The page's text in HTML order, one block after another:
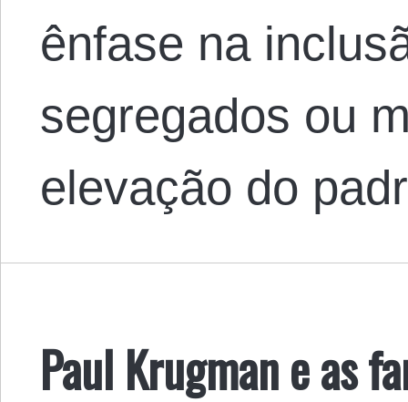
ênfase na
segregados ou
elevação do
Paul Krugman e as